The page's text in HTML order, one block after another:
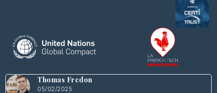
Thomas Fredon
05/02/2025